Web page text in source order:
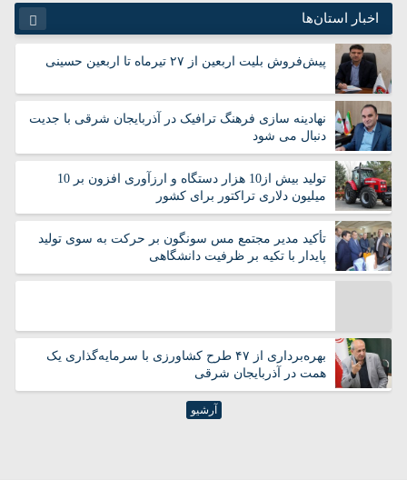
اخبار استان‌ها
آذربایجان شرقی آذربایجان غربی
اردبیل اصفهان
البرز
بوشهر تهران
چهارمحال بختیاری
خراسان رضوی
خوزستان زنجان
سمنان
فارس قزوین
قم کردستان
کرمانشاه
مازندران مرکزی
هرمزگان همدان
پیش‌فروش بلیت اربعین از ۲۷ تیرماه تا اربعین حسینی
نهادینه سازی فرهنگ ترافیک در آذربایجان شرقی با جدیت
دنبال می شود
تولید بیش از10 هزار دستگاه و ارزآوری افزون بر 10
میلیون دلاری تراکتور برای کشور
تأکید مدیر مجتمع مس سونگون بر حرکت به سوی تولید
پایدار با تکیه بر ظرفیت دانشگاهی
بهره‌برداری از ۴۷ طرح کشاورزی با سرمایه‌گذاری یک
همت در آذربایجان شرقی
آرشیو